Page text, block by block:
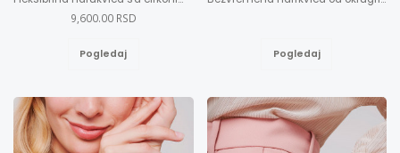
9,600.00 RSD
Pogledaj Pogledaj